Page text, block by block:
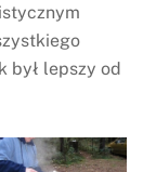
był lepszy od